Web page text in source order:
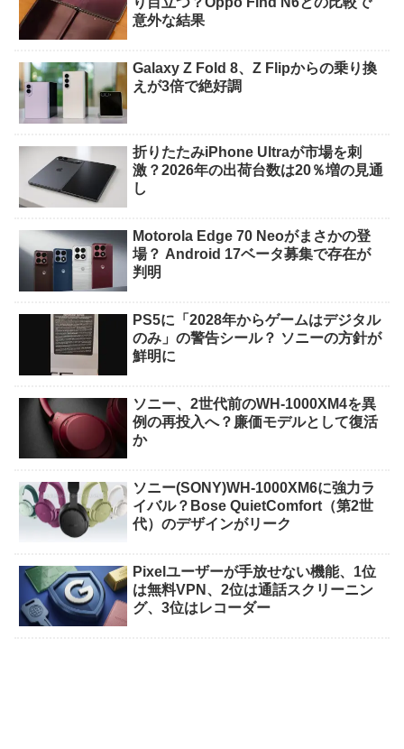
意外な結果
Galaxy Z Fold 8、Z Flipからの乗り換
えが3倍で絶好調
折りたたみiPhone Ultraが市場を刺
激？2026年の出荷台数は20％増の見通
し
Motorola Edge 70 Neoがまさかの登
場？ Android 17ベータ募集で存在が
判明
PS5に「2028年からゲームはデジタル
のみ」の警告シール？ ソニーの方針が
鮮明に
ソニー、2世代前のWH-1000XM4を異
例の再投入へ？廉価モデルとして復活
か
ソニー(SONY)WH-1000XM6に強力ラ
イバル？Bose QuietComfort（第2世
代）のデザインがリーク
Pixelユーザーが手放せない機能、1位
は無料VPN、2位は通話スクリーニン
グ、3位はレコーダー